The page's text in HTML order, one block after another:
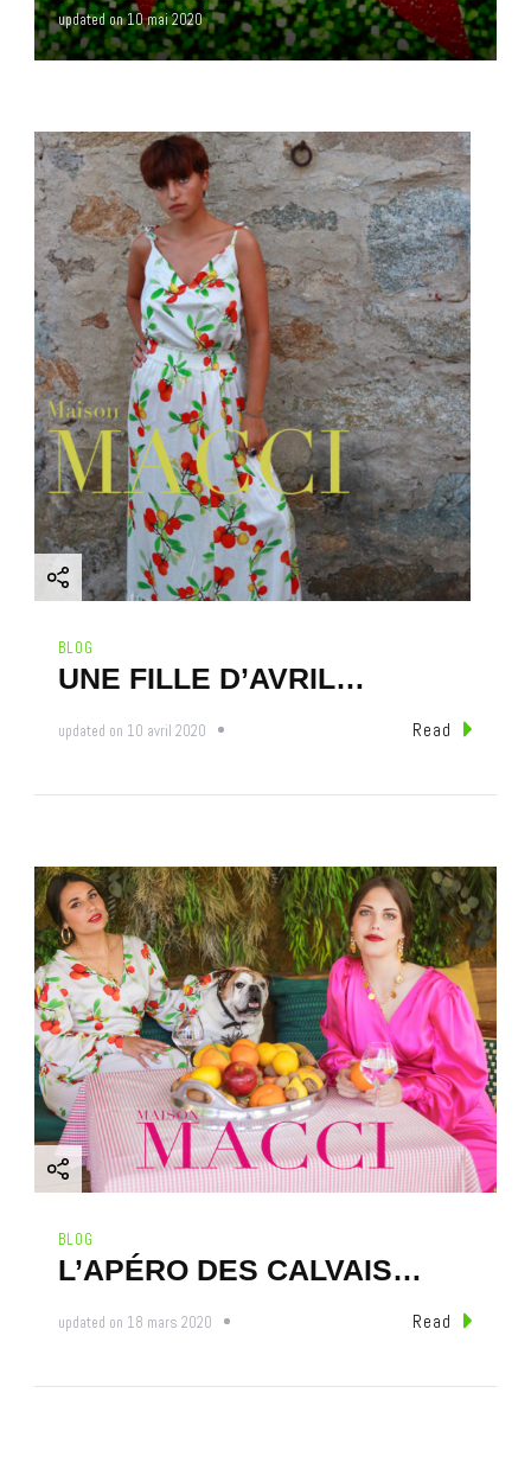
updated on10 mai 2020
BLOG
UNE FILLE D’AVRIL…
updated on 10 avril 2020 Read
BLOG
L’APÉRO DES CALVAIS…
updated on 18 mars 2020 Read